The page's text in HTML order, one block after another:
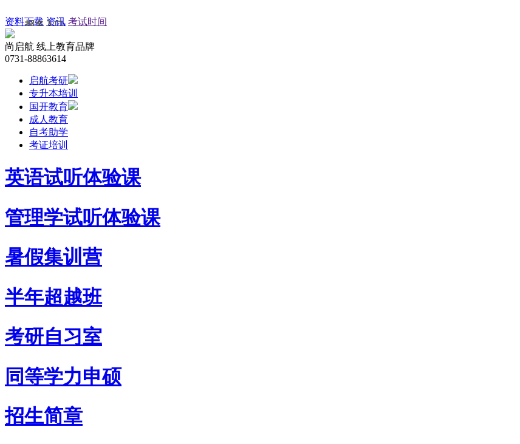
报名入口
考研网上报名
自考网上报名
成教网上报名
网教网上报名
资料下载 资讯 考试时间
尚启航 线上教育品牌
0731-88863614
启航考研
专升本培训
国开教育
成人教育
自考助学
考证培训
英语试听体验课
管理学试听体验课
暑假集训营
半年超越班
考研自习室
同等学力申硕
招生简章